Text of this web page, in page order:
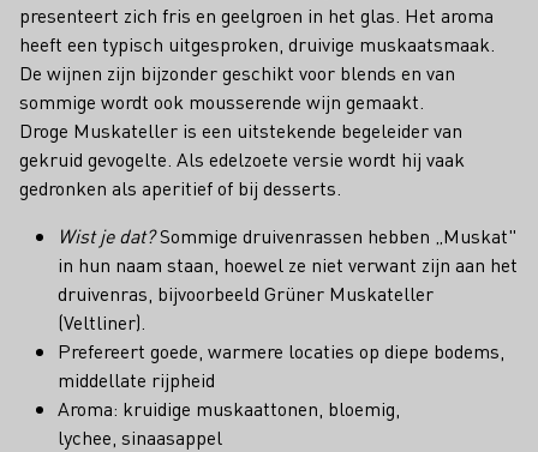
presenteert zich fris en geelgroen in het glas. Het aroma
heeft een typisch uitgesproken, druivige muskaatsmaak.
De wijnen zijn bijzonder geschikt voor blends en van
sommige wordt ook mousserende wijn gemaakt.
Droge Muskateller is een uitstekende begeleider van
gekruid gevogelte. Als edelzoete versie wordt hij vaak
gedronken als aperitief of bij desserts.
Wist je dat?Sommige druivenrassen hebben „Muskat"
in hun naam staan, hoewel ze niet verwant zijn aan het
druivenras, bijvoorbeeld Grüner Muskateller
(Veltliner).
Prefereert goede, warmere locaties op diepe bodems,
middellate rijpheid
Aroma: kruidige muskaattonen, bloemig,
lychee, sinaasappel